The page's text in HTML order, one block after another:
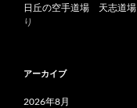
日丘の空手道場 天志道場
り
アーカイブ
2026年8月